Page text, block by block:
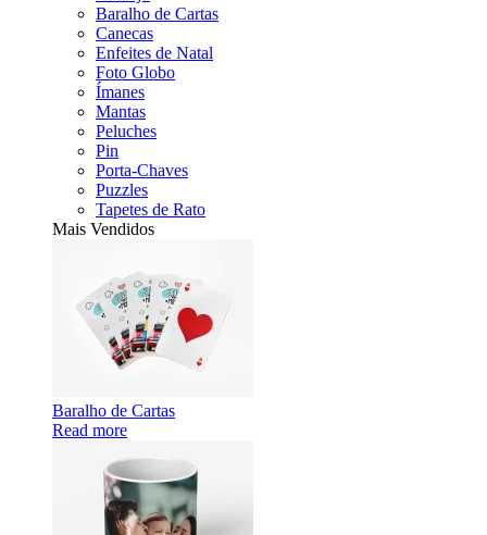
Baralho de Cartas
Canecas
Enfeites de Natal
Foto Globo
Ímanes
Mantas
Peluches
Pin
Porta-Chaves
Puzzles
Tapetes de Rato
Mais Vendidos
Baralho de Cartas
Read more